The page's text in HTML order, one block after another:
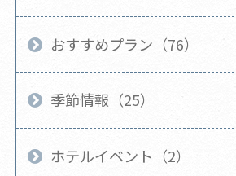
おすすめプラン（76）
季節情報（25）
ホテルイベント（2）